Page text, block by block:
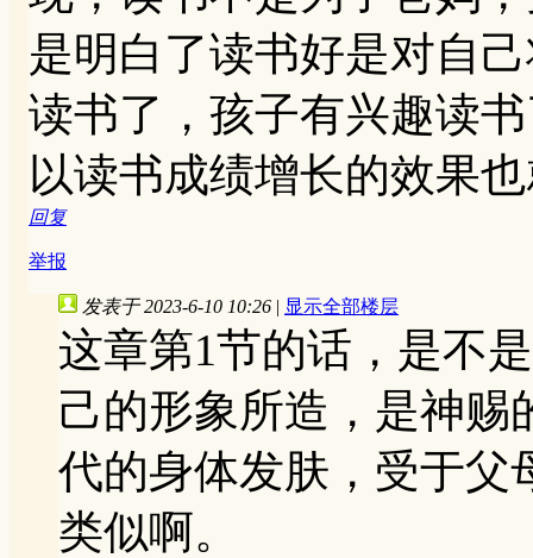
是明白了读书好是对自
读书了，孩子有兴趣读
以读书成绩增长的效果
回复
举报
发表于 2023-6-10 10:26 | 显示全部楼层
这章第1节的话，是不
己的形象所造，是神赐
代的身体发肤，受于父
类似啊。